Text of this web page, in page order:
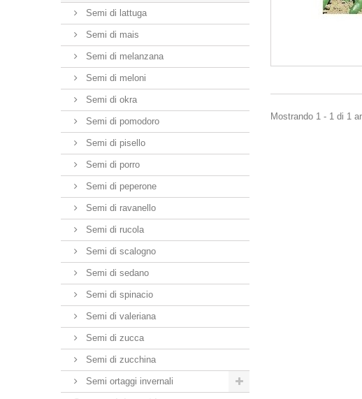
Semi di lattuga
Semi di mais
Semi di melanzana
Semi di meloni
Semi di okra
Semi di pomodoro
Semi di pisello
Semi di porro
Semi di peperone
Semi di ravanello
Semi di rucola
Semi di scalogno
Semi di sedano
Semi di spinacio
Semi di valeriana
Semi di zucca
Semi di zucchina
Semi ortaggi invernali
Mostrando 1 - 1 di 1